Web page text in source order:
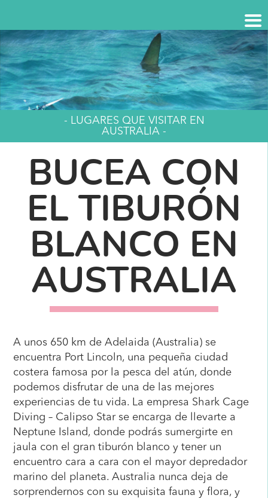
- LUGARES QUE VISITAR EN
AUSTRALIA -
BUCEA CON
EL TIBURÓN
BLANCO EN
AUSTRALIA
A unos 650 km de Adelaida (Australia) se
encuentra Port Lincoln, una pequeña ciudad
costera famosa por la pesca del atún, donde
podemos disfrutar de una de las mejores
experiencias de tu vida. La empresa Shark Cage
Diving – Calipso Star se encarga de llevarte a
Neptune Island, donde podrás sumergirte en
jaula con el gran tiburón blanco y tener un
encuentro cara a cara con el mayor depredador
marino del planeta. Australia nunca deja de
sorprendernos con su exquisita fauna y flora, y